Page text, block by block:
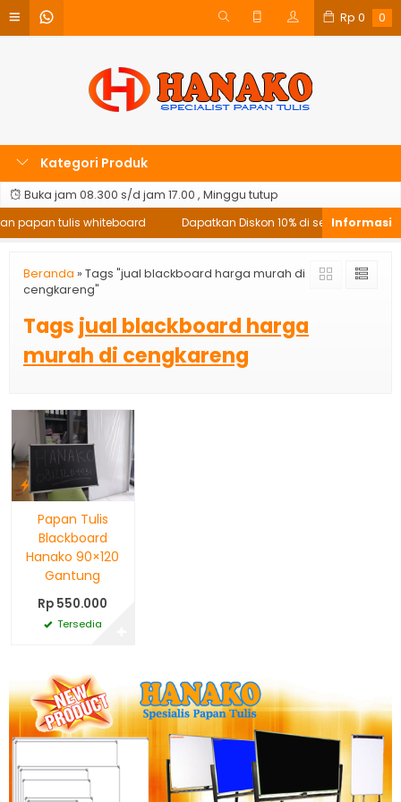
Rp 0 0
Kategori Produk
Buka jam 08.300 s/d jam 17.00 , Minggu tutup
papan tulis whiteboard
Dapatkan Diskon 10% di setiap
Beranda » Tags "jual blackboard harga murah di
cengkareng"
Tags jual blackboard harga
murah di cengkareng
Papan Tulis
Blackboard
Hanako 90×120
Gantung
Rp 550.000
Tersedia